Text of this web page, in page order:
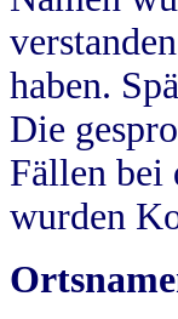
haben.
Die
Fällen bei
wurden